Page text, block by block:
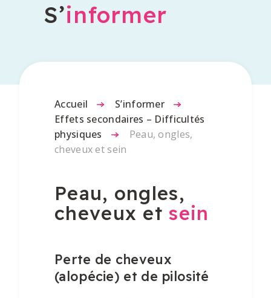
S’informer
Accueil - S’informer
-
Effets secondaires – Difficultés
physiques
-
Peau, ongles,
cheveux et sein
Peau, ongles,
cheveux etsein
Perte de cheveux
(alopécie) et de pilosité